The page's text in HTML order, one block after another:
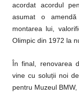
acordat acordul
asumat o
montarea lui,
Olimpic din 1972 la
În final, renovarea
vine cu soluții noi
pentru Muzeul